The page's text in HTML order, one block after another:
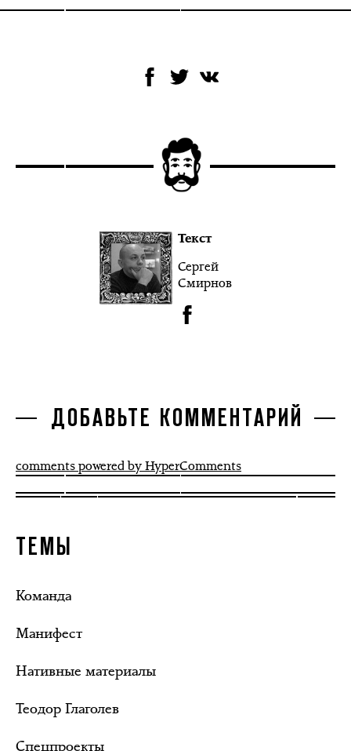
Текст
Сергей
Смирнов
ДОБАВЬТЕ КОММЕНТАРИЙ
comments powered by HyperComments
ТЕМЫ
Команда
Манифест
Нативные материалы
Теодор Глаголев
Спецпроекты